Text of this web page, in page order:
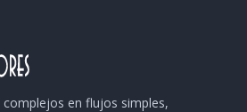
en flujos simples,